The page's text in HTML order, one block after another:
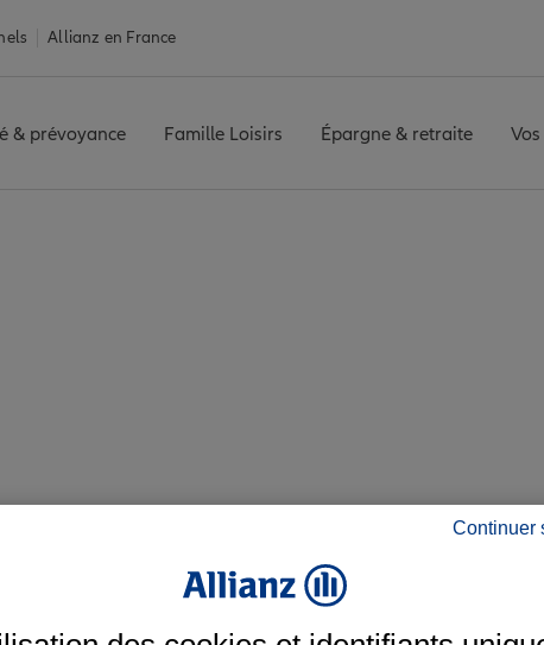
Allianz en France
& prévoyance Famille Loisirs Épargne & retraite
à Saint-Paul et aux alentours :
Continuer